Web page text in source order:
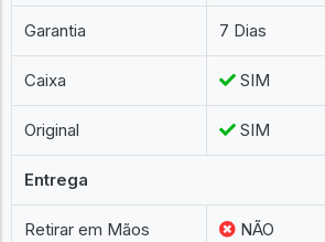
Garantia 7 Dias
Caixa SIM
Original SIM
Entrega
Retirar em Mãos NÃO